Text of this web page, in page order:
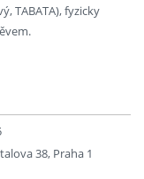
TABATA), fyzicky
38, Praha 1